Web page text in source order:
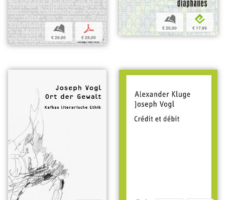
b
€ 28,00
p
€ 28,00
b
€ 20,00
e
€ 17,99